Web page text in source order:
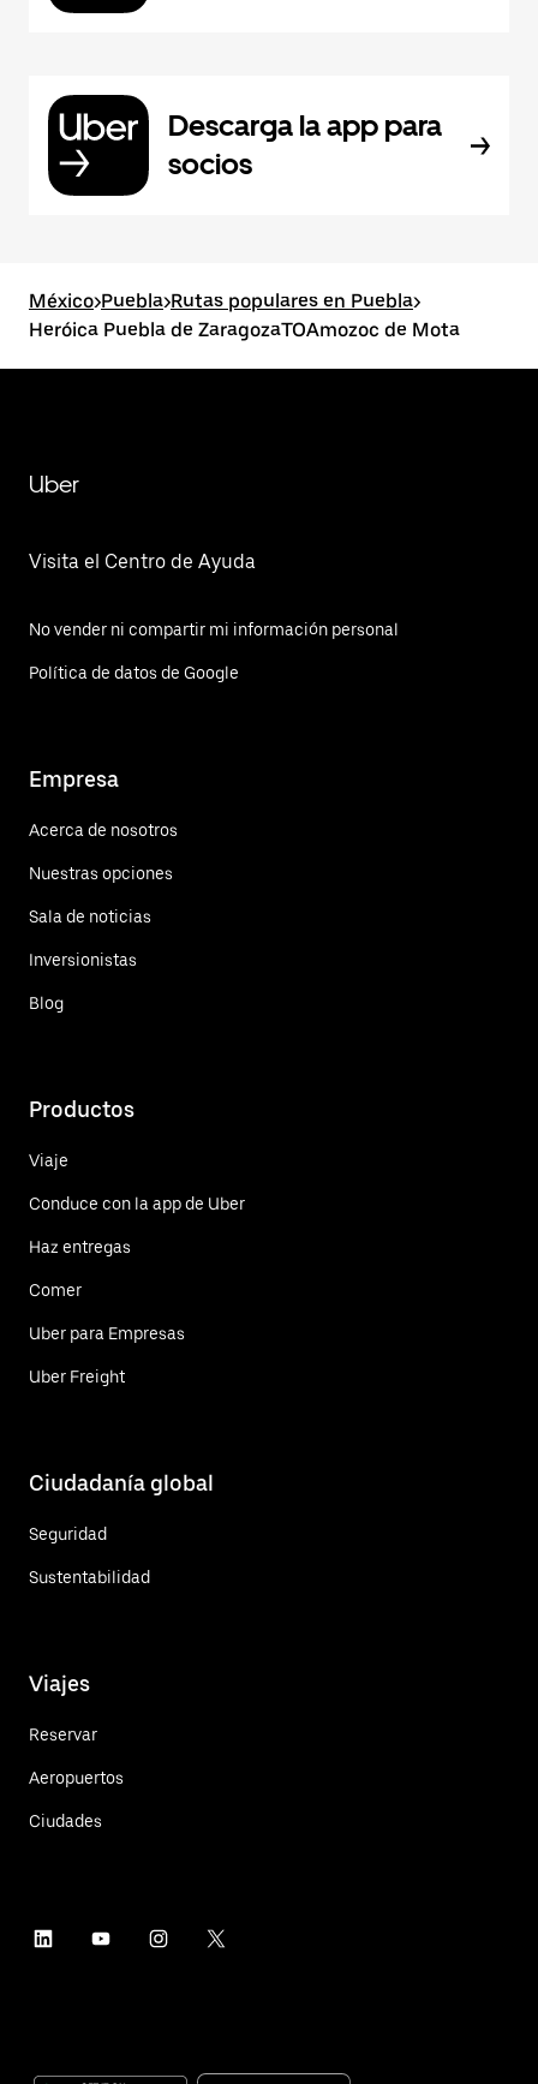
Descarga la app para
socios
México>Puebla>Rutas populares en Puebla>
Heróica Puebla de ZaragozaTOAmozoc de Mota
Uber
Visita el Centro de Ayuda
No vender ni compartir mi información personal
Política de datos de Google
Empresa
Acerca de nosotros
Nuestras opciones
Sala de noticias
Inversionistas
Blog
Productos
Viaje
Conduce con la app de Uber
Haz entregas
Comer
Uber para Empresas
Uber Freight
Ciudadanía global
Seguridad
Sustentabilidad
Viajes
Reservar
Aeropuertos
Ciudades